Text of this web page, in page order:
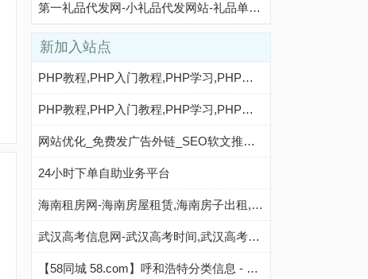
第一礼品代发网-小礼品代发网站-礼品单云仓一件代发平台
新加入站点
PHP教程,PHP入门教程,PHP学习,PHP程序员,PHP网站,PHP视频教程,Mysql教程,CMS教程,AI秒收录 - AI秒收录
PHP教程,PHP入门教程,PHP学习,PHP程序员,PHP网站,PHP视频教程,Mysql教程,CMS教程,AI收录网 - AI收录网
网站优化_免费发广告外链_SEO软文推广_php秒收录
24小时下单自助业务平台
海南租房网-海南房屋租赁,海南房子出租,海南出租房屋,海南房地产中介,海南个人租房信息
武汉高考信息网-武汉高考时间,武汉高考复读,武汉志愿填报,武汉高考分数线,武汉高考成绩查询
【58同城 58.com】呼和浩特分类信息 - 本地 免费 高效